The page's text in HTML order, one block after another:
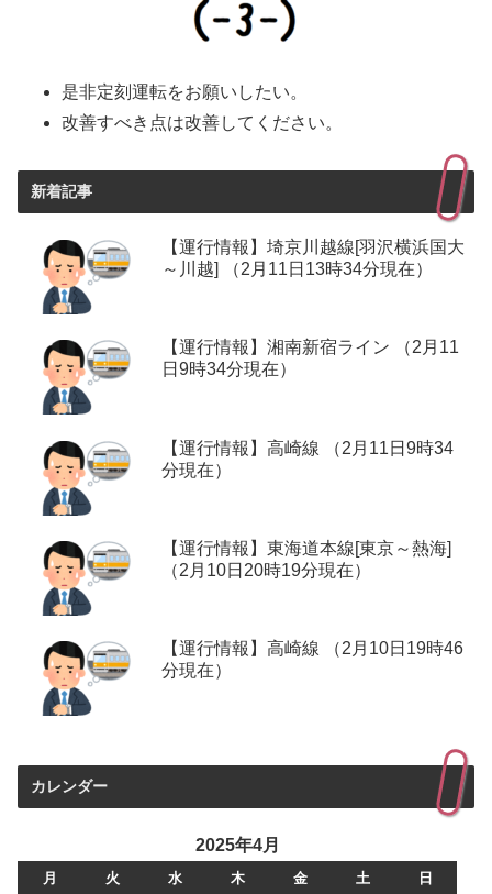
是非定刻運転をお願いしたい。
改善すべき点は改善してください。
新着記事
【運行情報】埼京川越線[羽沢横浜国大
～川越] （2月11日13時34分現在）
【運行情報】湘南新宿ライン （2月11
日9時34分現在）
【運行情報】高崎線 （2月11日9時34
分現在）
【運行情報】東海道本線[東京～熱海]
（2月10日20時19分現在）
【運行情報】高崎線 （2月10日19時46
分現在）
カレンダー
2025年4月
月 火 水 木 金 土
日